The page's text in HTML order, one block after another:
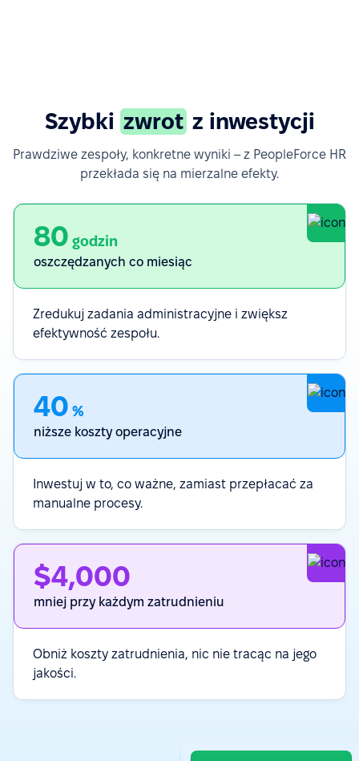
Szybki zwrot z inwestycji
Prawdziwe zespoły, konkretne wyniki – z PeopleForce HR
przekłada się na mierzalne efekty.
80 godzin
oszczędzanych co miesiąc
Zredukuj zadania administracyjne i zwiększ
efektywność zespołu.
40 %
niższe koszty operacyjne
Inwestuj w to, co ważne, zamiast przepłacać za
manualne procesy.
$4,000
mniej przy każdym zatrudnieniu
Obniż koszty zatrudnienia, nic nie tracąc na jego
jakości.